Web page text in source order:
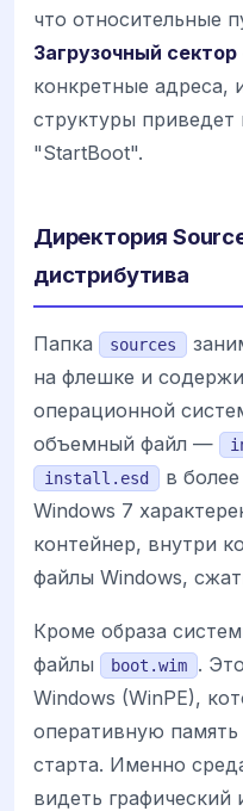
что относительные
Загрузочный сектор
конкретные адреса,
структуры приведет
"StartBoot".
Директория
дистрибутива
Папка sources
на флешке и
операционной
объемный файл —
install.esd
в
Windows 7
контейнер, внутри
файлы Windows,
Кроме образа
файлы
boot.wim
.
Windows (WinPE),
оперативную
старта. Именно
видеть